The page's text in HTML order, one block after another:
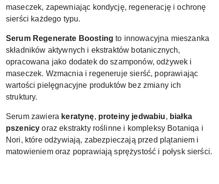
maseczek, zapewniając kondycję, regenerację i ochronę
sierści każdego typu.
Serum Regenerate Boosting to innowacyjna mieszanka
składników aktywnych i ekstraktów botanicznych,
opracowana jako dodatek do szamponów, odżywek i
maseczek. Wzmacnia i regeneruje sierść, poprawiając
wartości pielęgnacyjne produktów bez zmiany ich
struktury.
Serum zawiera keratynę, proteiny jedwabiu, białka
pszenicy oraz ekstrakty roślinne i kompleksy Botaniqa i
Nori, które odżywiają, zabezpieczają przed plątaniem i
matowieniem oraz poprawiają sprężystość i połysk sierści.